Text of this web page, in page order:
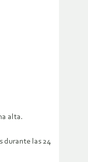
alta.
durante las 24